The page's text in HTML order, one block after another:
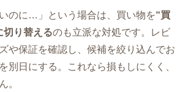
のに…」という場合は、買い物を“買
切り替えるのも立派な対処です。レビ
や保証を確認し、候補を絞り込んでお
別日にする。これなら損もしにくく、
。